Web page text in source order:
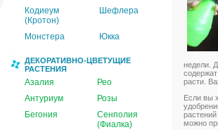
Кодиеум
(Кротон)
Шефлера
Монстера Юкка
ДЕКОРАТИВНО-ЦВЕТУЩИЕ
РАСТЕНИЯ
Азалия
Рео
Антуриум
Розы
Бегония
Сенполия
(Фиалка)
недели.
расти.
Если вы
можно